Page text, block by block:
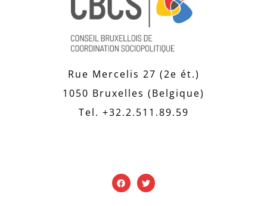
Rue Mercelis 27 (2e ét.)
1050 Bruxelles (Belgique)
Tel. +32.2.511.89.59